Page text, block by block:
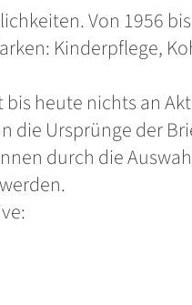
Von 1956
Kinderpflege,
bis heute nichts an
die Ursprünge der
durch die